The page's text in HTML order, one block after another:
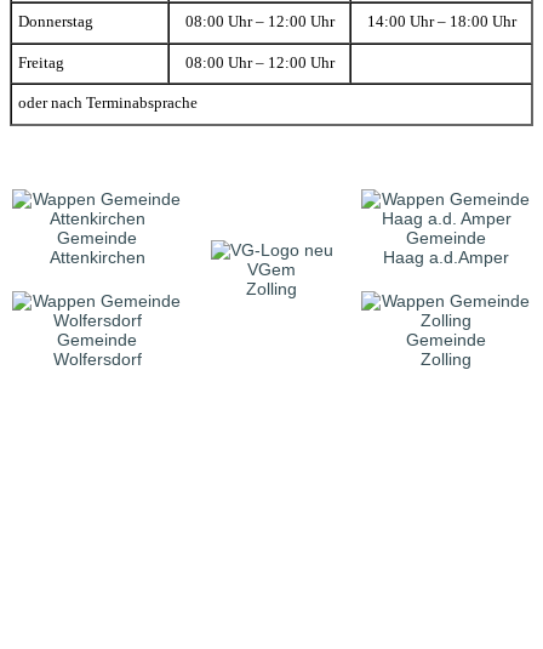
Donnerstag 08:00 Uhr – 12:00 Uhr 14:00 Uhr – 18:00 Uhr
Freitag 08:00 Uhr – 12:00 Uhr
oder nach Terminabsprache
Gemeinde
Attenkirchen
VGem
Zolling
Gemeinde
Haag a.d.Amper
Gemeinde
Wolfersdorf
Gemeinde
Zolling